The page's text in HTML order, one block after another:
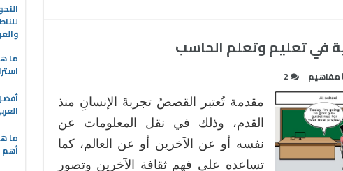
في تعليم وتعلم الحاسب
مفاهيم 2
مقدمة تُعتبر القصصُ تجربةَ الإنسانِ منذ
القدم، وذلك في نقل المعلومات عن
نفسه أو عن الآخرين أو عن العالم، كما
تساعده على فهم ثقافة الآخرين وتصور
ما
ما
أهم